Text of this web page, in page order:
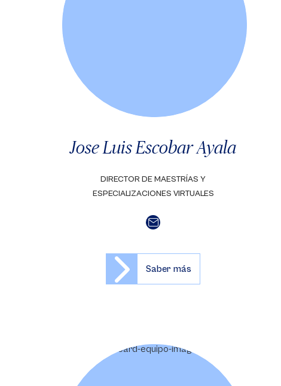
Jose Luis Escobar Ayala
DIRECTOR DE MAESTRÍAS Y
ESPECIALIZACIONES VIRTUALES
Saber más